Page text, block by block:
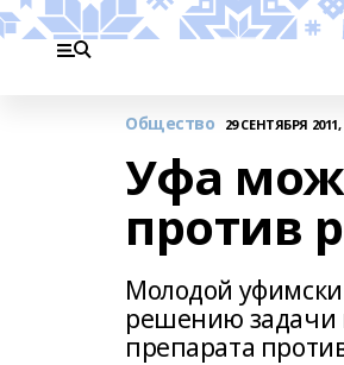
Общество 29 СЕНТЯБРЯ 2011,
Уфа
против
Молодой
решению задачи
препарата